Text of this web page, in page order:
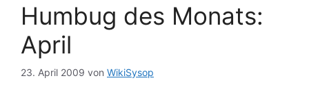
Humbug des Monats:
April
23. April 2009 von WikiSysop